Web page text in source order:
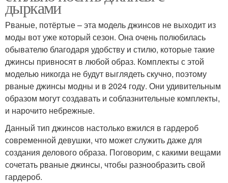
дырками
Рваные, потёртые – эта модель джинсов не выходит из
моды вот уже который сезон. Она очень полюбилась
обывателю благодаря удобству и стилю, которые такие
джинсы привносят в любой образ. Комплекты с этой
моделью никогда не будут выглядеть скучно, поэтому
рваные джинсы модны и в 2024 году. Они удивительным
образом могут создавать и соблазнительные комплекты,
и нарочито небрежные.
Данный тип джинсов настолько вжился в гардероб
современной девушки, что может служить даже для
создания делового образа. Поговорим, с какими вещами
сочетать рваные джинсы, чтобы разнообразить свой
гардероб.